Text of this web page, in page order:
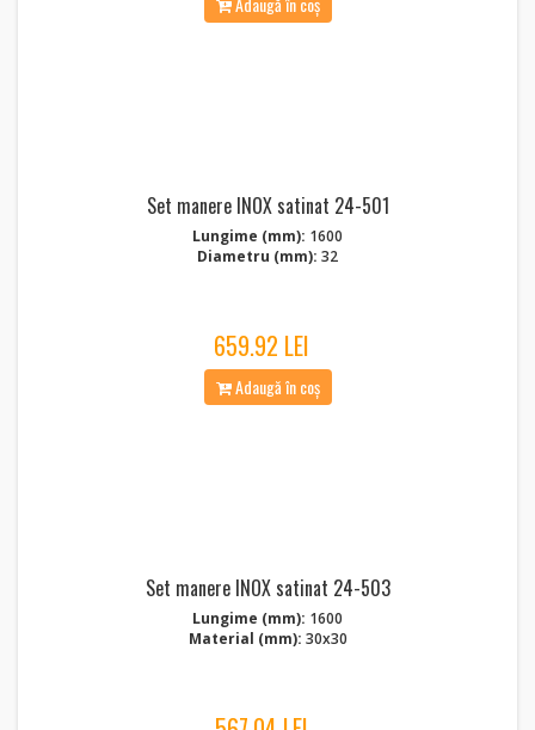
Set manere INOX satinat 24-501
Lungime (mm): 1600
Diametru (mm): 32
659.92 LEI
Adaugă în coș
Set manere INOX satinat 24-503
Lungime (mm): 1600
Material (mm): 30x30